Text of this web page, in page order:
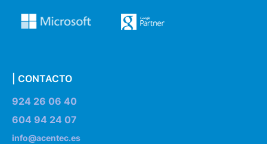
| CONTACTO
924 26 06 40
604 94 24 07
info@acentec.es